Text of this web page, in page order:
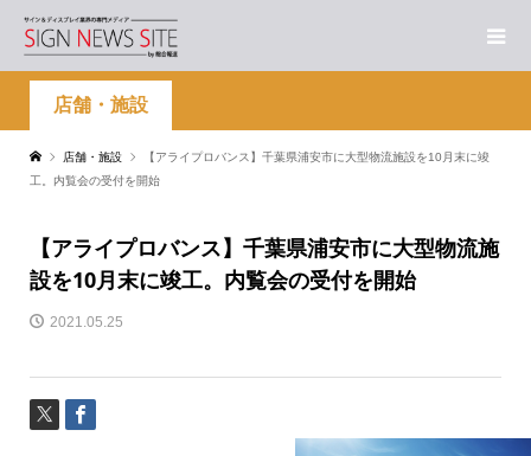
店舗・施設
店舗・施設
【アライプロバンス】千葉県浦安市に大型物流施設を10月末に竣
工。内覧会の受付を開始
【アライプロバンス】千葉県浦安市に大型物流施
設を10月末に竣工。内覧会の受付を開始
2021.05.25